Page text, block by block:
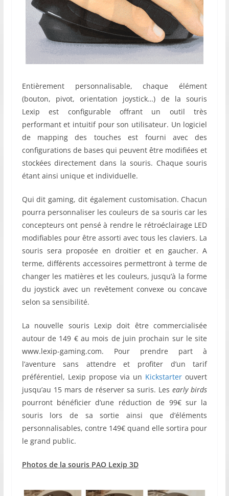
Entièrement personnalisable, chaque élément
(bouton, pivot, orientation joystick…) de la souris
Lexip est configurable offrant un outil très
performant et intuitif pour son utilisateur. Un logiciel
de mapping des touches est fourni avec des
configurations de bases qui peuvent être modifiées et
stockées directement dans la souris. Chaque souris
étant ainsi unique et individuelle.
Qui dit gaming, dit également customisation. Chacun
pourra personnaliser les couleurs de sa souris car les
concepteurs ont pensé à rendre le rétroéclairage LED
modifiables pour être assorti avec tous les claviers. La
souris sera proposée en droitier et en gaucher. A
terme, différents accessoires permettront à terme de
changer les matières et les couleurs, jusqu’à la forme
du joystick avec un revêtement convexe ou concave
selon sa sensibilité.
La nouvelle souris Lexip doit être commercialisée
autour de 149 € au mois de juin prochain sur le site
www.lexip-gaming.com. Pour prendre part à
l’aventure sans attendre et profiter d’un tarif
préférentiel, Lexip propose via un Kickstarter ouvert
jusqu’au 15 mars de réserver sa suris. Lesearly birds
pourront bénéficier d’une réduction de 99€ sur la
souris lors de sa sortie ainsi que d’éléments
personnalisables, contre 149€ quand elle sortira pour
le grand public.
Photos de la souris PAO Lexip 3D